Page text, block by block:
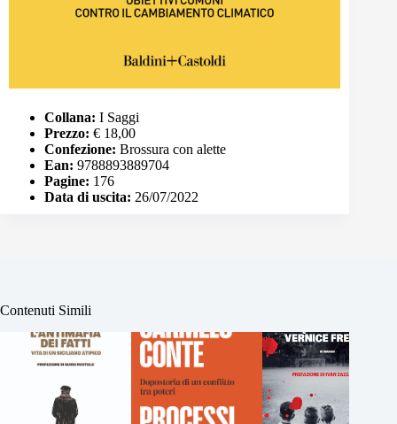
Collana: I Saggi
Prezzo: € 18,00
Confezione: Brossura con alette
Ean: 9788893889704
Pagine: 176
Data di uscita: 26/07/2022
Contenuti Simili